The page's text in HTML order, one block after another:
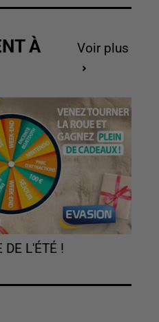
À
Voir plus
DE L'ÉTÉ !